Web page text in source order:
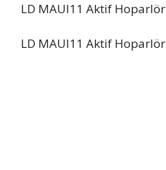
LD MAUI11 Aktif Hoparlör
LD MAUI11 Aktif Hoparlör